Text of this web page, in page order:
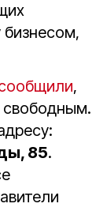
,
свободным.
85.